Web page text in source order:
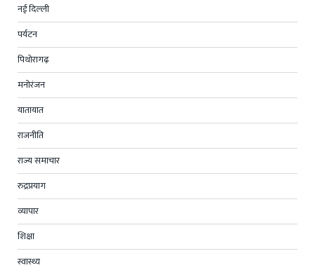
नई दिल्ली
पर्यटन
पिथोरागढ़
मनोरंजन
यातायात
राजनीति
राज्य समाचार
रुद्रप्रयाग
व्यापार
शिक्षा
स्वास्थ्य